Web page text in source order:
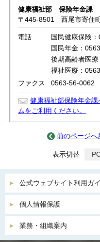
健康福祉部 保険年金課
〒445-8501 西尾市寄住
電話
国民健康保険
国民年金：
後期高齢者医
福祉医療：
ファクス
0563-56-0062
健康福祉部保険年金
ムをご利用ください。
前のページへ
表示切替
公式ウェブサイト利用ガ
個人情報保護
業務・組織案内